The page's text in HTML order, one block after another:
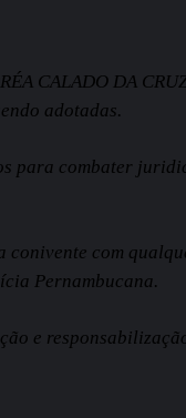
CALADO DA
adotadas.
para combater
conivente com
Pernambucana.
e